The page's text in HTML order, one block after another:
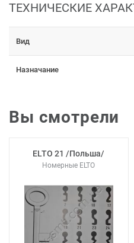
ТЕХНИЧЕСКИЕ
Вид
Назначание
Вы смотрели
ELTO 21 /Польша/
Номерные ELTO